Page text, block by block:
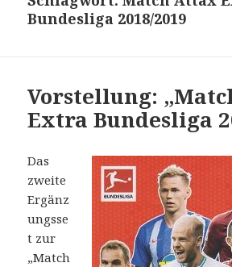
Bundesliga 2018/2019
Vorstellung:
Extra Bundesliga
Das
zweite
Ergänz
ungsse
t zur
„Match